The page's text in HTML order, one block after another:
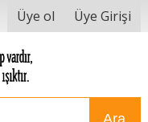
Üye ol Üye Girişi
Ara